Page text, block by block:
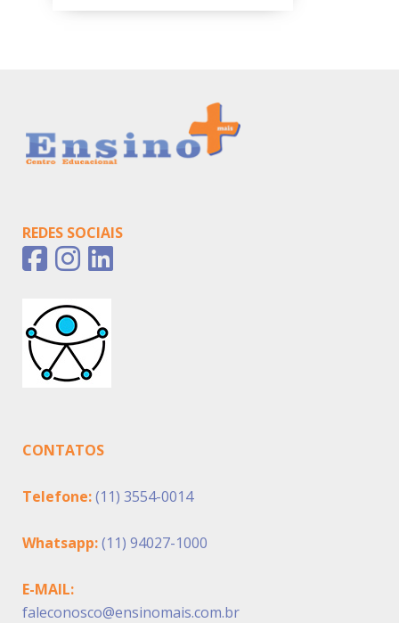
REDES SOCIAIS
CONTATOS
Telefone:(11) 3554-0014
Whatsapp:(11) 94027-1000
E-MAIL:
faleconosco@ensinomais.com.br